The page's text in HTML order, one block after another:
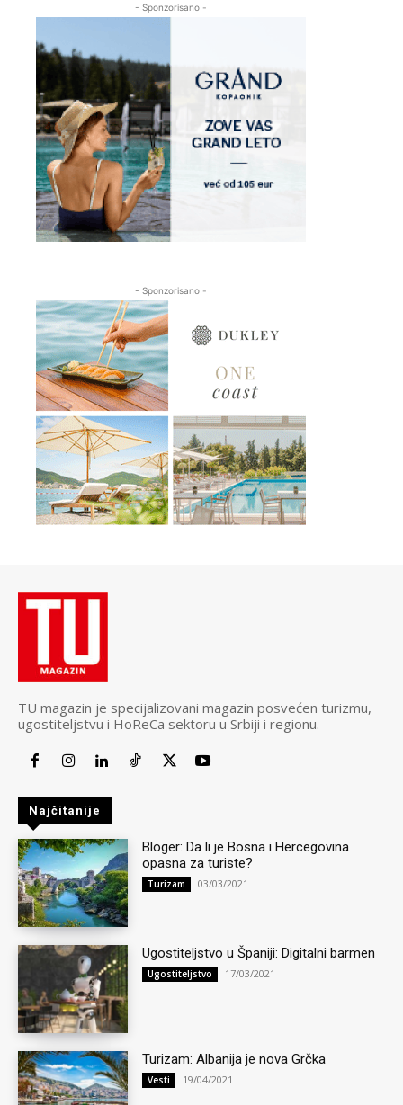
- Sponzorisano -
- Sponzorisano -
TU magazin je specijalizovani magazin posvećen turizmu,
ugostiteljstvu i HoReCa sektoru u Srbiji i regionu.
Najčitanije
Bloger: Da li je Bosna i Hercegovina
opasna za turiste?
Turizam 03/03/2021
Ugostiteljstvo u Španiji: Digitalni barmen
Ugostiteljstvo 17/03/2021
Turizam: Albanija je nova Grčka
Vesti 19/04/2021